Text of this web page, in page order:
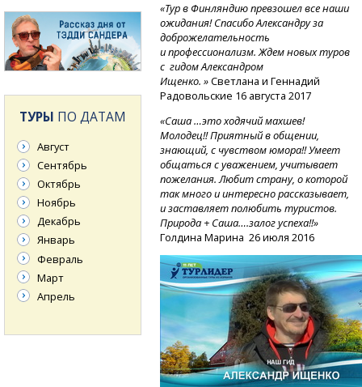
«Тур в Финляндию превзошел все наши
ожидания! Спасибо Александру за
доброжелательность
и профессионализм. Ждем новых туров
с гидом Александром
Ищенко. »Светлана и Геннадий
Радовольские 16 августа 2017
«Саша …это ходячий махшев!
Молодец!! Приятный в общении,
знающий, с чувством юмора!! Умеет
общаться с уважением, учитывает
пожелания. Любит страну, о которой
так много и интересно рассказывает,
и заставляет полюбить туристов.
Природа + Саша….залог успеха!!»
Голдина Марина 26 июля 2016
ТУРЫ ПО ДАТАМ
Август
Сентябрь
Октябрь
Ноябрь
Декабрь
Январь
Февраль
Март
Апрель